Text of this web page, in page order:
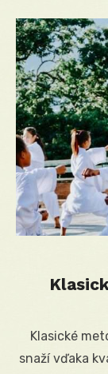
Klasické
snaží vďaka